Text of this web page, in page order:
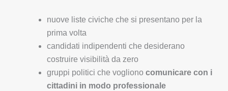
nuove liste civiche che si presentano per la
prima volta
candidati indipendenti che desiderano
costruire visibilità da zero
gruppi politici che vogliono comunicare con i
cittadini in modo professionale